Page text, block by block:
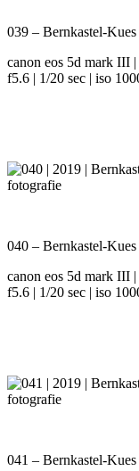
039 – Bernkastel-
canon eos 5d mark III
f5.6 | 1/20 sec | iso
040 – Bernkastel-
canon eos 5d mark III
f5.6 | 1/20 sec | iso
041 – Bernkastel-